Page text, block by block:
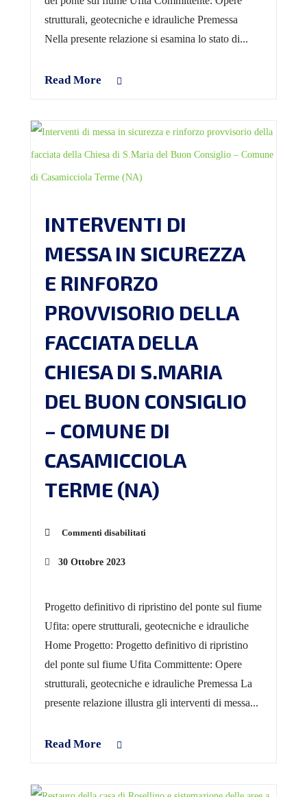
strutturali, geotecniche e idrauliche Premessa
Nella presente relazione si esamina lo stato di...
Read More
INTERVENTI DI
MESSA IN SICUREZZA
E RINFORZO
PROVVISORIO DELLA
FACCIATA DELLA
CHIESA DI S.MARIA
DEL BUON CONSIGLIO
– COMUNE DI
CASAMICCIOLA
TERME (NA)
Commenti disabilitati
30 Ottobre 2023
Progetto definitivo di ripristino del ponte sul fiume
Ufita: opere strutturali, geotecniche e idrauliche
Home Progetto: Progetto definitivo di ripristino
del ponte sul fiume Ufita Committente: Opere
strutturali, geotecniche e idrauliche Premessa La
presente relazione illustra gli interventi di messa...
Read More